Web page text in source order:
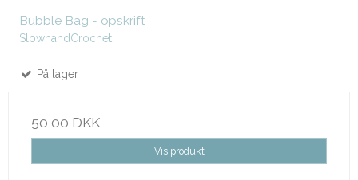
Bubble Bag - opskrift
SlowhandCrochet
På lager
50,00 DKK
Vis produkt